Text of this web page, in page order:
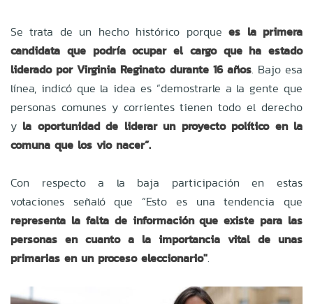
Se trata de un hecho histórico porquees la primera
candidata que podría ocupar el cargo que ha estado
liderado por Virginia Reginato durante 16 años. Bajo esa
línea, indicó que la idea es “demostrarle a la gente que
personas comunes y corrientes tienen todo el derecho
y la oportunidad de liderar un proyecto político en la
comuna que los vio nacer”.
Con respecto a la baja participación en estas
votaciones señaló que “Esto es una tendencia que
representa la falta de información que existe para las
personas en cuanto a la importancia vital de unas
primarias en un proceso eleccionario".